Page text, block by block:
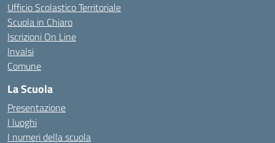
Ufficio Scolastico Territoriale
Scuola in Chiaro
Iscrizioni On Line
Invalsi
Comune
La Scuola
Presentazione
I luoghi
I numeri della scuola